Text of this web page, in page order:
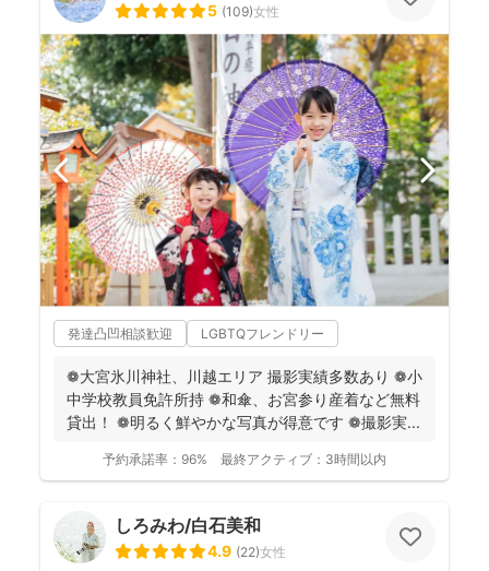
5 (109)女性
発達凸凹相談歓迎 LGBTQフレンドリー
❁大宮氷川神社、川越エリア 撮影実績多数あり ❁小
中学校教員免許所持 ❁和傘、お宮参り産着など無料
貸出！ ❁明るく鮮やかな写真が得意です ❁撮影実...
予約承諾率： 96% 最終アクティブ： 3時間以内
しろみわ/白石美和
4.9 (22)女性